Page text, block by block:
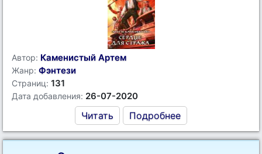
Автор: Каменистый Артем
Жанр: Фэнтези
Страниц: 131
Дата добавления: 26-07-2020
Читать Подробнее